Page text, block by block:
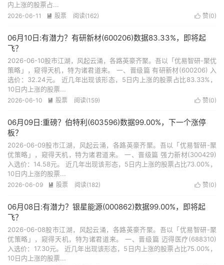
内上涨的股票占...
 赞(0)
2026-06-11  股票 阅读(162)
06月10日:有潜力？有研新材(600206)数据83.33%，即将起
飞？
2026-06-10股市江湖，风起云涌，各路英豪齐聚。吾以「优易智研-聚优
策略」，窥得天机，特为诸君道来。 一、晋级篇 有研新材(600206) 入
选价：32.24元。 近几年出现该形态，5日内上涨的股票占比83.33%，
10日内上涨的股票...
 赞(0)
2026-06-10  股票 阅读(159)
06月09日:重磅？伯特利(603596)数据99.00%，下一个涨停
板？
2026-06-09股市江湖，风起云涌，各路英豪齐聚。吾以「优易智研-聚
优策略」，窥得天机，特为诸君道来。 一、晋级篇 强力新材(300429)
入选价：14.58元。 近几年出现该形态，5日内上涨的股票占比73.00%，
10日内上涨的股票...
 赞(0)
2026-06-09  股票 阅读(182)
06月08日:有潜力？银星能源(000862)数据99.00%，即将起
飞？
2026-06-08股市江湖，风起云涌，各路英豪齐聚。吾以「优易智研-聚
优策略」，窥得天机，特为诸君道来。 一、晋级篇 迈得医疗(688310)
入选价：17.30元。 近几年出现该形态，5日内上涨的股票占比75.00%，
10日内上涨的股票...